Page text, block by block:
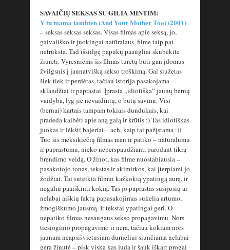
SAVAIČIŲ SEKSAS SU GILIA MINTIM:
Y tu mama tambien (And Your Mother Too) (2001)
– seksas seksas seksas. Visas filmas apie seksą, jo,
gaivališko ir juokingai natūralaus, filme taip pat
netrūksta. Tad išsiilgę papukų paaugliai skubėkite
žiūrėti. Vyresniems šis filmas turėtų būti gan įdomus
žvilgsnis į jaunatvišką sekso troškimą. Gal siužetas
šiek tiek ir perdėtas, tačiau istorija pasakojama
sklandžiai ir paprastai. Įprasta „idiotiška“ jaunų bernų
vaidyba, lyg jie nevaidintų, o būtų savimi. Visi
(bernai) kartais tampam tokiais dundukais, kai
pradeda kalbėti apie aną galą ir krūtis :) Tas idiotiškas
juokas ir lėkšti bajeriai – ach, kaip tai pažįstama :))
Tuo šis meksikiečių filmas man ir patiko – natūralumu
ir paprastumu, nieko neperspaudžiant, parodant tikrą
brendimo veidą. O žinot, kas filme nuostabiausia –
pasakotojo tonas, tekstas ir akimirkos, kai įterpiami jo
žodžiai. Tai suteikia filmui kažkokią ypatingą aurą, ir
negaliu paaiškinti kokią. Tas jo paprastas susijusių ar
nelabai aiškių faktų papasakojimas sukelia artumo,
žmogiškumo jausmą. Ir tekstai ypatingai geri. O
nepatiko filmas nesaugaus sekso propagavimu. Nors
tiesioginio propagavimo ir nėra, tačiau kokiam nors
jaunam neapsišvietusiam durneliui siunčiama nelabai
gera žinutė – pisk viską kas juda ir šauk iškart progai